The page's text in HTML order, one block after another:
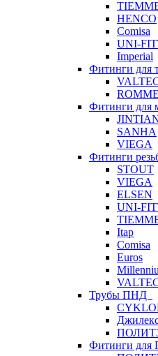
HENCO
Comisa
UNI-
Imperial
Фитинги для
Фитинги для
SANHA
VIEGA
Фитинги
STOUT
VIEGA
ELSEN
UNI-
Itap
Comisa
Euros
Трубы ПНД
Фитинги